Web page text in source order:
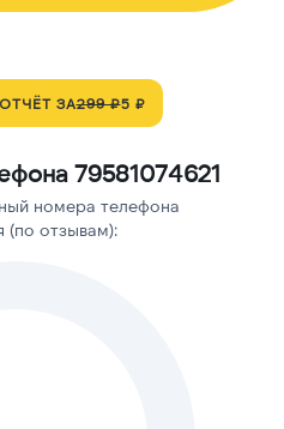
ЗА299 ₽5 ₽
79581074621
номера телефона
(по отзывам):